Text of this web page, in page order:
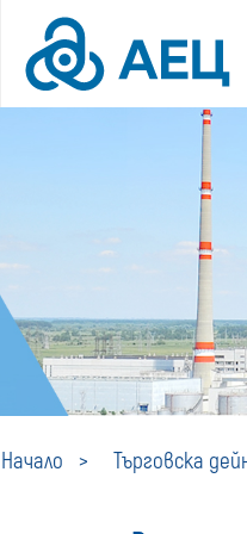
Начало Търговска